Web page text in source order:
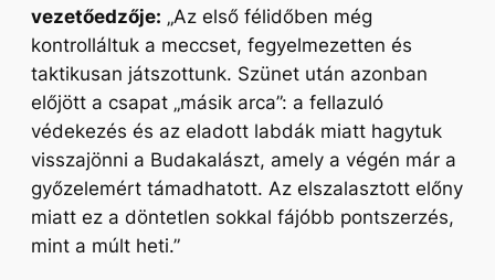
vezetőedzője: „Az első félidőben még
kontrolláltuk a meccset, fegyelmezetten és
taktikusan játszottunk. Szünet után azonban
előjött a csapat „másik arca”: a fellazuló
védekezés és az eladott labdák miatt hagytuk
visszajönni a Budakalászt, amely a végén már a
győzelemért támadhatott. Az elszalasztott előny
miatt ez a döntetlen sokkal fájóbb pontszerzés,
mint a múlt heti.”